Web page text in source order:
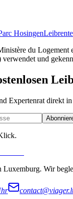
Hosingen
du
und
Expertenrat direkt
Luxemburg. Wir